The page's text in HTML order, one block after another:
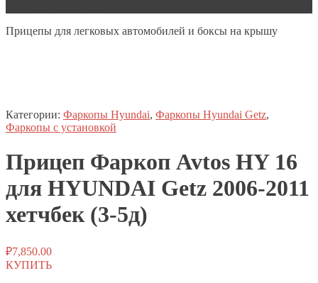
Прицепы для легковых автомобилей и боксы на крышу
Категории: Фаркопы Hyundai, Фаркопы Hyundai Getz,
Фаркопы с установкой
Прицеп Фаркоп Avtos HY 16
для HYUNDAI Getz 2006-2011
хетчбек (3-5д)
₽7,850.00
КУПИТЬ